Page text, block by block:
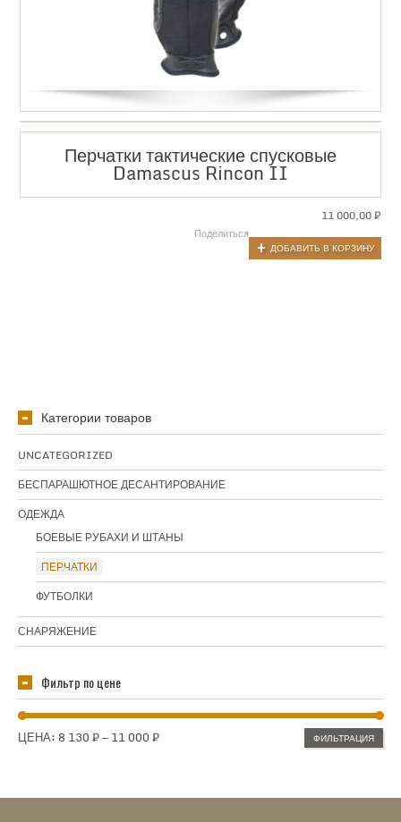
Перчатки тактические спусковые
Damascus Rincon II
11 000,00₽
ДОБАВИТЬ В КОРЗИНУ
Поделиться
Категории товаров
UNCATEGORIZED
БЕСПАРАШЮТНОЕ ДЕСАНТИРОВАНИЕ
ОДЕЖДА
БОЕВЫЕ РУБАХИ И ШТАНЫ
ПЕРЧАТКИ
ФУТБОЛКИ
СНАРЯЖЕНИЕ
Фильтр по цене
Минимальная
Максимальная
ФИЛЬТРАЦИЯ
ЦЕНА: 8 130 ₽—11 000 ₽